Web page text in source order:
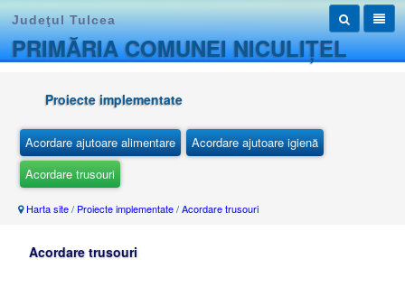
Judeţul Tulcea
PRIMĂRIA COMUNEI NICULIȚEL
Proiecte implementate
Acordare ajutoare alimentare
Acordare ajutoare igienă
Acordare trusouri
Harta site/ Proiecte implementate/Acordare trusouri
Acordare trusouri